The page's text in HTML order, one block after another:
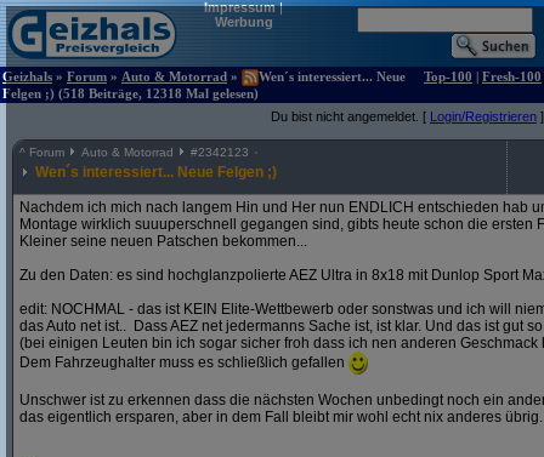
Impressum|
Werbung
Geizhals » Forum » Auto & Motorrad »
Wen´s interessiert... Neue
Felgen ;) (518 Beiträge, 12318 Mal gelesen)
Top-100 | Fresh-100
Du bist nicht angemeldet. [ Login/Registrieren ]
^ Forum Auto & Motorrad #2342123
Wen´s interessiert... Neue Felgen ;)
Nachdem ich mich nach langem Hin und Her nun ENDLICH entschieden hab
Montage wirklich suuuperschnell gegangen sind, gibts heute schon die ersten
Kleiner seine neuen Patschen bekommen...
Zu den Daten: es sind hochglanzpolierte AEZ Ultra in 8x18 mit Dunlop Sport
edit: NOCHMAL - das ist KEIN Elite-Wettbewerb oder sonstwas und ich will
das Auto net ist.. Dass AEZ net jedermanns Sache ist, ist klar. Und das ist gut
(bei einigen Leuten bin ich sogar sicher froh dass ich nen anderen Geschmack
Dem Fahrzeughalter muss es schließlich gefallen
Unschwer ist zu erkennen dass die nächsten Wochen unbedingt noch ein
das eigentlich ersparen, aber in dem Fall bleibt mir wohl echt nix anderes